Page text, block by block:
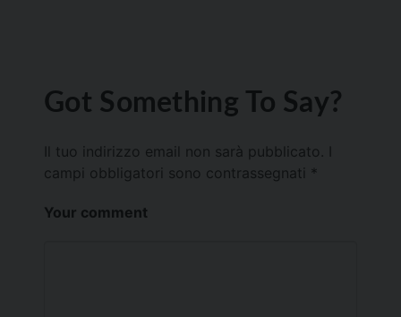
Got Something To Say?
Il tuo indirizzo email non sarà pubblicato.
campi obbligatori sono contrassegnati *
Your comment